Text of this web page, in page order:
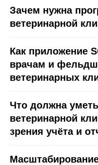
Зачем нужна
ветеринарной
Как приложение
врачам и
ветеринарных
Что должна
ветеринарной
зрения учёта и